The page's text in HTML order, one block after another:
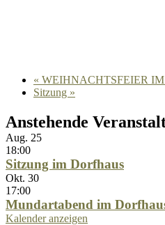
« WEIHNACHTSFEIER
Sitzung »
Anstehende
Aug. 25
18:00
Sitzung im Dorfhaus
Okt. 30
17:00
Mundartabend im
Kalender anzeigen